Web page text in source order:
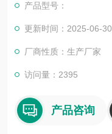
系，共同努力合作共赢。
产品型号：
更新时间：2025-06-30
厂商性质：生产厂家
访问量：2395
产品咨询